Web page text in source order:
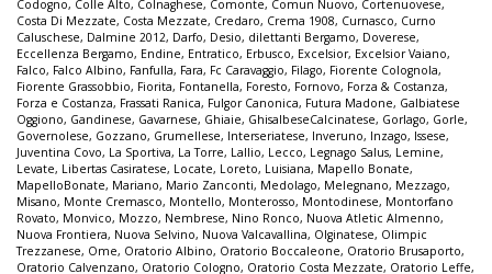
Codogno, Colle Alto, Colnaghese, Comonte, Comun Nuovo, Cortenuovese,
Costa Di Mezzate, Costa Mezzate, Credaro, Crema 1908, Curnasco, Curno
Caluschese, Dalmine 2012, Darfo, Desio, dilettanti Bergamo, Doverese,
Eccellenza Bergamo, Endine, Entratico, Erbusco, Excelsior, Excelsior Vaiano,
Falco, Falco Albino, Fanfulla, Fara, Fc Caravaggio, Filago, Fiorente Colognola,
Fiorente Grassobbio, Fiorita, Fontanella, Foresto, Fornovo, Forza & Costanza,
Forza e Costanza, Frassati Ranica, Fulgor Canonica, Futura Madone, Galbiatese
Oggiono, Gandinese, Gavarnese, Ghiaie, GhisalbeseCalcinatese, Gorlago, Gorle,
Governolese, Gozzano, Grumellese, Interseriatese, Inveruno, Inzago, Issese,
Juventina Covo, La Sportiva, La Torre, Lallio, Lecco, Legnago Salus, Lemine,
Levate, Libertas Casiratese, Locate, Loreto, Luisiana, Mapello Bonate,
MapelloBonate, Mariano, Mario Zanconti, Medolago, Melegnano, Mezzago,
Misano, Monte Cremasco, Montello, Monterosso, Montodinese, Montorfano
Rovato, Monvico, Mozzo, Nembrese, Nino Ronco, Nuova Atletic Almenno,
Nuova Frontiera, Nuova Selvino, Nuova Valcavallina, Olginatese, Olimpic
Trezzanese, Ome, Oratorio Albino, Oratorio Boccaleone, Oratorio Brusaporto,
Oratorio Calvenzano, Oratorio Cologno, Oratorio Costa Mezzate, Oratorio Leffe,